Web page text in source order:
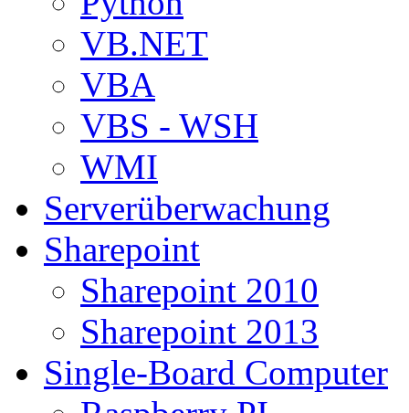
VB.NET
VBA
VBS - WSH
WMI
Serverüberwachung
Sharepoint
Sharepoint 2010
Sharepoint 2013
Single-Board Computer